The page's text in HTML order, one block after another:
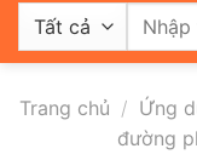
dung
Tìm
kiếm:
Trang chủ / Ứng
đường